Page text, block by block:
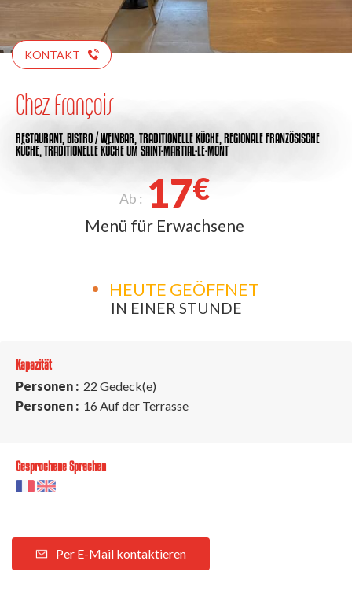
KONTAKT
Chez François
RESTAURANT, BISTRO / WEINBAR, TRADITIONELLE KÜCHE, REGIONALE FRANZÖSISCHE
KÜCHE, TRADITIONELLE KÜCHEUM SAINT-MARTIAL-LE-MONT
Ab : 17€
Menü für Erwachsene
HEUTE GEÖFFNET
IN EINER STUNDE
Kapazität
Personen : 22 Gedeck(e)
Personen : 16 Auf der Terrasse
Gesprochene Sprachen
Per E-Mail kontaktieren